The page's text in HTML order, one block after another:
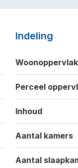
Indeling
Perceel
Inhoud
Aantal kamers
Aantal